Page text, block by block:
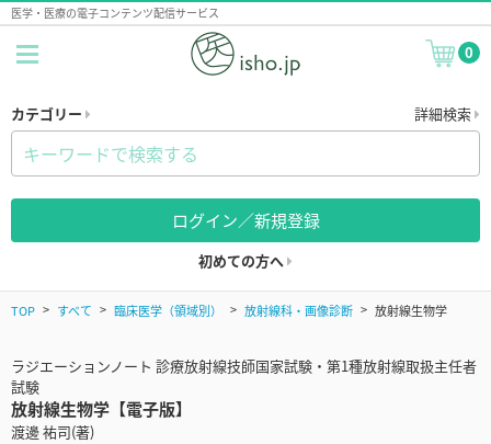
医学・医療の電子コンテンツ配信サービス
0
カテゴリー 詳細検索
ログイン／新規登録
初めての方へ
TOP すべて 臨床医学（領域別） 放射線科・画像診断 放射線生物学
ラジエーションノート 診療放射線技師国家試験・第1種放射線取扱主任者
試験
放射線生物学【電子版】
渡邊 祐司(著)